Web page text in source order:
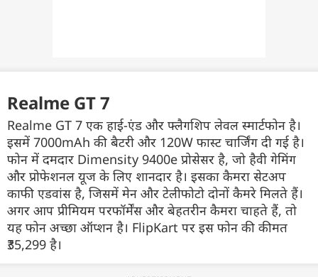
Realme GT 7
Realme GT 7 एक हाई-एंड और फ्लैगशिप लेवल स्मार्टफोन है।
इसमें 7000mAh की बैटरी और 120W फास्ट चार्जिंग दी गई है।
फोन में दमदार Dimensity 9400e प्रोसेसर है, जो हैवी गेमिंग
और प्रोफेशनल यूज के लिए शानदार है। इसका कैमरा सेटअप
काफी एडवांस है, जिसमें मेन और टेलीफोटो दोनों कैमरे मिलते हैं।
अगर आप प्रीमियम परफॉर्मेंस और बेहतरीन कैमरा चाहते हैं, तो
यह फोन अच्छा ऑप्शन है। FlipKart पर इस फोन की कीमत
₹35,299 है।